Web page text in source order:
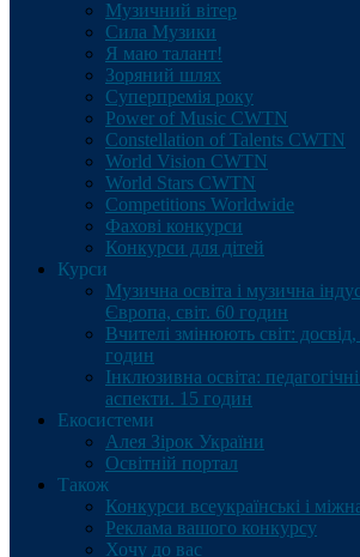
Музичний вітер
Сила Музики
Я маю талант!
Зоряний шлях
Суперпремія року
Power of Music CWTN
Constellation of Talents CWTN
World Vision CWTN
World Stars CWTN
Competitions Worldwide
Фахові конкурси
Конкурси для дітей
Курси
Музична освіта і музична
Європа, світ. 60 годин
Вчителі змінюють світ: досвід,
годин
Інклюзивна освіта:
аспекти. 15 годин
Екосистеми
Алея Зірок України
Освітній портал
Також
Конкурси всеукраїнські і
Реклама вашого конкурсу
Хочу до вас